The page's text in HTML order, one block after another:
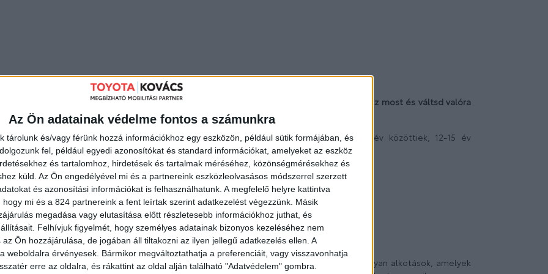
Az Ön adatainak védelme fontos a számunkra
tárolunk és/vagy férünk hozzá információkhoz egy eszközön, például sütik formájában, és
fel, például egyedi azonosítókat és standard információkat, amelyeket az eszköz
és tartalomhoz, hirdetések és tartalmak méréséhez, közönségmérésekhez és
küld. Az Ön engedélyével mi és a partnereink eszközleolvasásos módszerrel szerzett
és azonosítási információkat is felhasználhatunk. A megfelelő helyre kattintva
hogy mi és a 824 partnereink a fent leírtak szerint adatkezelést végezzünk. Másik
megadása vagy elutasítása előtt részletesebb információkhoz juthat, és
Felhívjuk figyelmét, hogy személyes adatainak bizonyos kezeléséhez nem
Ön hozzájárulása, de jogában áll tiltakozni az ilyen jellegű adatkezelés ellen. A
weboldalra érvényesek. Bármikor megváltoztathatja a preferenciáit, vagy visszavonhatja
erre az oldalra, és rákattint az oldal alján található "Adatvédelem" gombra.
jövő autóját… Lehet, hogy pont a Te rajzodből születik meg a jövő személyautója. Pályázz most és váltsd valóra
meg álmaid autóját!
15 éven aluli gyerekek részére három kategóriában – 8 éven aluliak, 8-11 év közöttiek, 12-15 év
mindkét szalonunkban vagy postai úton a Toyota Central Europe-nál*.
szükséges.
eredeti alkotásával lehet, amennyiben teljesülnek az alábbi feltételek:
lapon említett korhatároknak,
a nevezés időpontjában.
olyan alkotások, amelyekkel más versenyekre korábban beneveztek, illetve olyan alkotások, amelyek